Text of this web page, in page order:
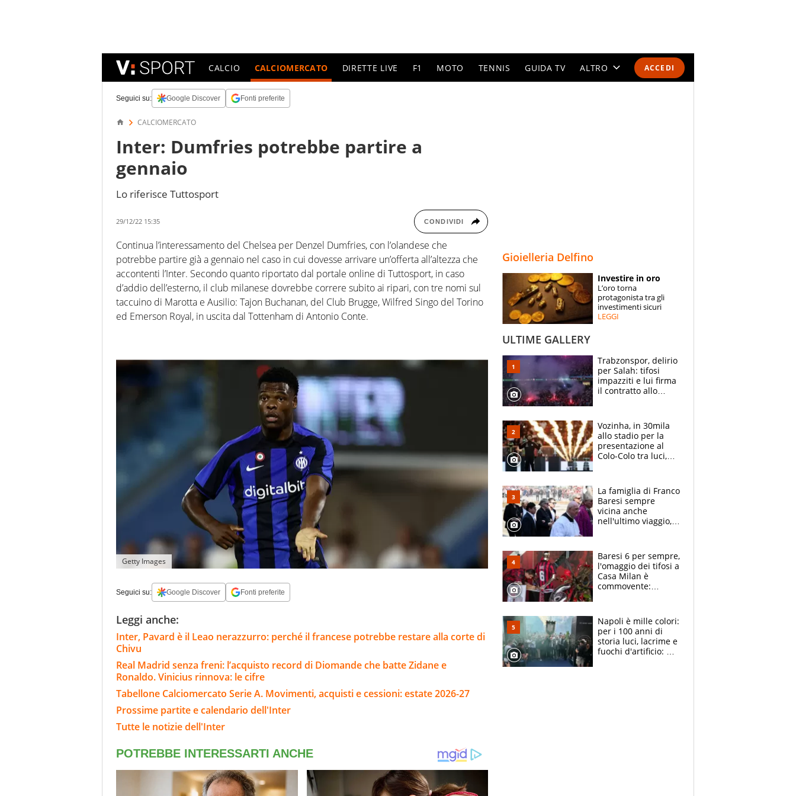
ACCEDI
CALCIO CALCIOMERCATO DIRETTE LIVE F1 MOTO TENNIS GUIDA TV ALTRO
SPECIALI
ESPERTI
Seguici su: Google Discover Fonti preferite
CALCIOMERCATO
Inter: Dumfries potrebbe partire a
gennaio
Lo riferisce Tuttosport
29/12/22 15:35 CONDIVIDI
Continua l’interessamento del Chelsea per Denzel Dumfries, con l’olandese che
potrebbe partire già a gennaio nel caso in cui dovesse arrivare un’offerta all’altezza che
accontenti l’Inter. Secondo quanto riportato dal portale online di Tuttosport, in caso
d’addio dell’esterno, il club milanese dovrebbe correre subito ai ripari, con tre nomi sul
taccuino di Marotta e Ausilio: Tajon Buchanan, del Club Brugge, Wilfred Singo del Torino
ed Emerson Royal, in uscita dal Tottenham di Antonio Conte.
Getty Images
Seguici su: Google Discover Fonti preferite
Leggi anche:
Inter, Pavard è il Leao nerazzurro: perché il francese potrebbe restare alla corte di
Chivu
Real Madrid senza freni: l’acquisto record di Diomande che batte Zidane e
Ronaldo. Vinicius rinnova: le cifre
Tabellone Calciomercato Serie A. Movimenti, acquisti e cessioni: estate 2026-27
Prossime partite e calendario dell'Inter
Tutte le notizie dell'Inter
Gioielleria Delfino
Investire in oro
L’oro torna
protagonista tra gli
investimenti sicuri
LEGGI
ULTIME GALLERY
Trabzonspor, delirio
per Salah: tifosi
impazziti e lui firma
il contratto allo
Vozinha, in 30mila
allo stadio per la
presentazione al
Colo-Colo tra luci,
La famiglia di Franco
Baresi sempre
vicina anche
nell'ultimo viaggio,
circondati
dall'affetto dei tifosi
Baresi 6 per sempre,
l'omaggio dei tifosi a
Casa Milan è
commovente:
bigliettini
Napoli è mille colori:
per i 100 anni di
storia luci, lacrime e
fuochi d'artificio: De